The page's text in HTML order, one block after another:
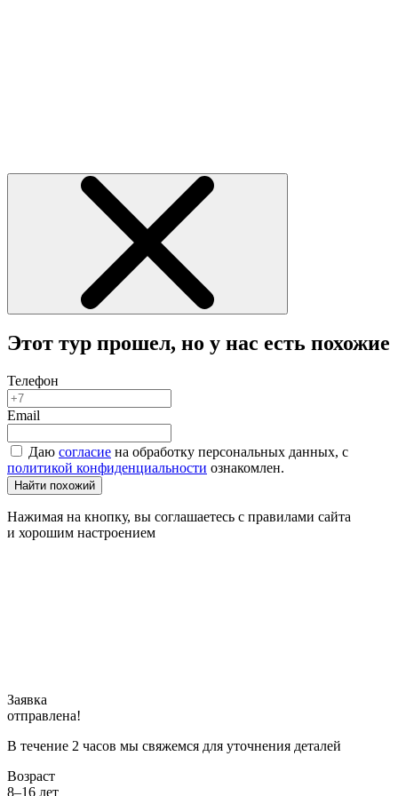
Этот тур прошел, но у нас есть похожие
Телефон
Email
Даю согласие на обработку персональных данных, с
политикой конфиденциальности ознакомлен.
Найти похожий
Нажимая на кнопку, вы соглашаетесь с правилами сайта
и хорошим настроением
Заявка
отправлена!
В течение 2 часов мы свяжемся для уточнения деталей
Возраст
8–16 лет